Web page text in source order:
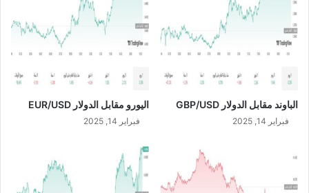
/
2
0
الباوند مقابل الدولار GBP/USD
فبراير 14, 2025
اليورو مقابل الدولار EUR/USD
فبراير 14, 2025